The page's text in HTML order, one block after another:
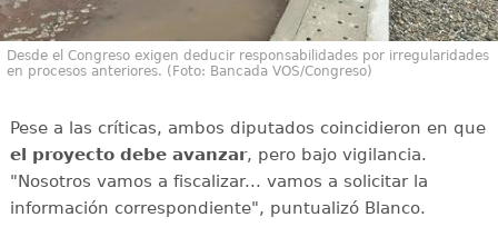
Desde el Congreso exigen deducir responsabilidades por irregularidades
en procesos anteriores. (Foto: Bancada VOS/Congreso)
Pese a las críticas, ambos diputados coincidieron en que
el proyecto debe avanzar, pero bajo vigilancia.
"Nosotros vamos a fiscalizar... vamos a solicitar la
información correspondiente", puntualizó Blanco.